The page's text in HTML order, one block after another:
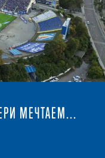
МЕЧТАЕМ...